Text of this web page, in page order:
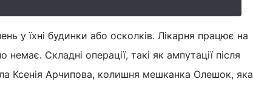
у їхні будинки або осколків. Лікарня працює на
Складні операції, такі як ампутації після
Ксенія Арчипова, колишня мешканка Олешок, яка